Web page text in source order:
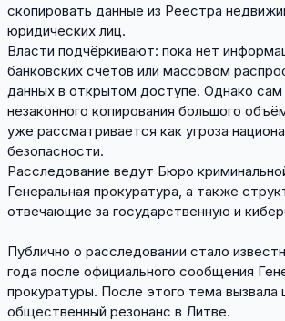
скопировать данные из Реестра
юридических лиц.
Власти подчёркивают: пока нет
банковских счетов или массовом
данных в открытом доступе. Однако сам
незаконного копирования большого
уже рассматривается как угроза
безопасности.
Расследование ведут Бюро
Генеральная прокуратура, а также
отвечающие за государственную и
Публично о расследовании стало
года после официального сообщения
прокуратуры. После этого тема вызвала
общественный резонанс в Литве.